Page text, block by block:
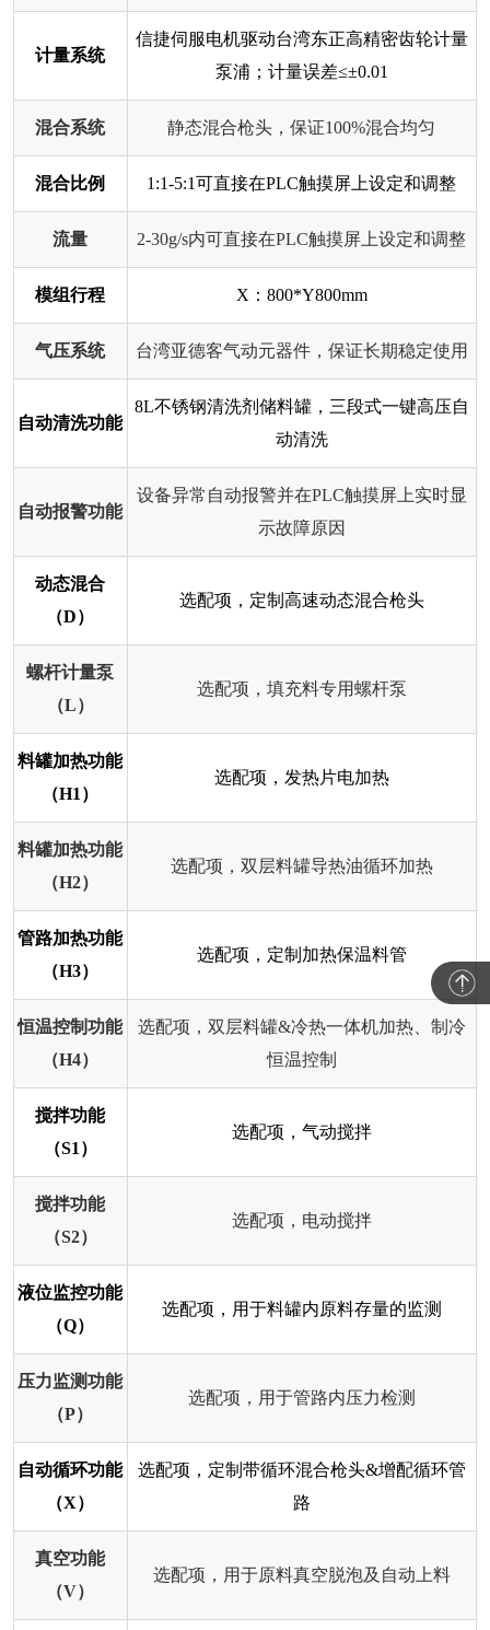
计量系统
信捷伺服电机驱动台湾东正高精密齿轮计量
泵浦；计量误差≤±0.01
混合系统 静态混合枪头，保证100%混合均匀
混合比例 1:1-5:1可直接在PLC触摸屏上设定和调整
流量 2-30g/s内可直接在PLC触摸屏上设定和调整
模组行程 X：800*Y800mm
气压系统 台湾亚德客气动元器件，保证长期稳定使用
自动清洗功能
8L不锈钢清洗剂储料罐，三段式一键高压自
动清洗
自动报警功能
设备异常自动报警并在PLC触摸屏上实时显
示故障原因
动态混合
（D）
选配项，定制高速动态混合枪头
螺杆计量泵
（L）
选配项，填充料专用螺杆泵
料罐加热功能
（H1）
选配项，发热片电加热
料罐加热功能
（H2）
选配项，双层料罐导热油循环加热
管路加热功能
（H3）
选配项，定制加热保温料管
恒温控制功能
（H4）
选配项，双层料罐&冷热一体机加热、制冷
恒温控制
搅拌功能
（S1）
选配项，气动搅拌
搅拌功能
（S2）
选配项，电动搅拌
液位监控功能
（Q）
选配项，用于料罐内原料存量的监测
压力监测功能
（P）
选配项，用于管路内压力检测
自动循环功能
（X）
选配项，定制带循环混合枪头&增配循环管
路
真空功能
（V）
选配项，用于原料真空脱泡及自动上料